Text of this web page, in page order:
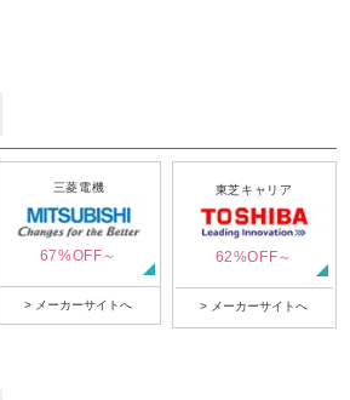
三菱電機
67%OFF～
> メーカーサイトへ
東芝キャリア
62%OFF～
> メーカーサイトへ